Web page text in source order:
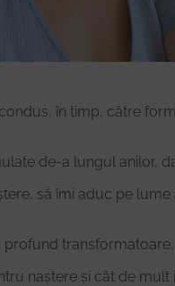
în timp, către
de-a lungul anilor,
să îmi aduc pe
profund
naștere și cât de